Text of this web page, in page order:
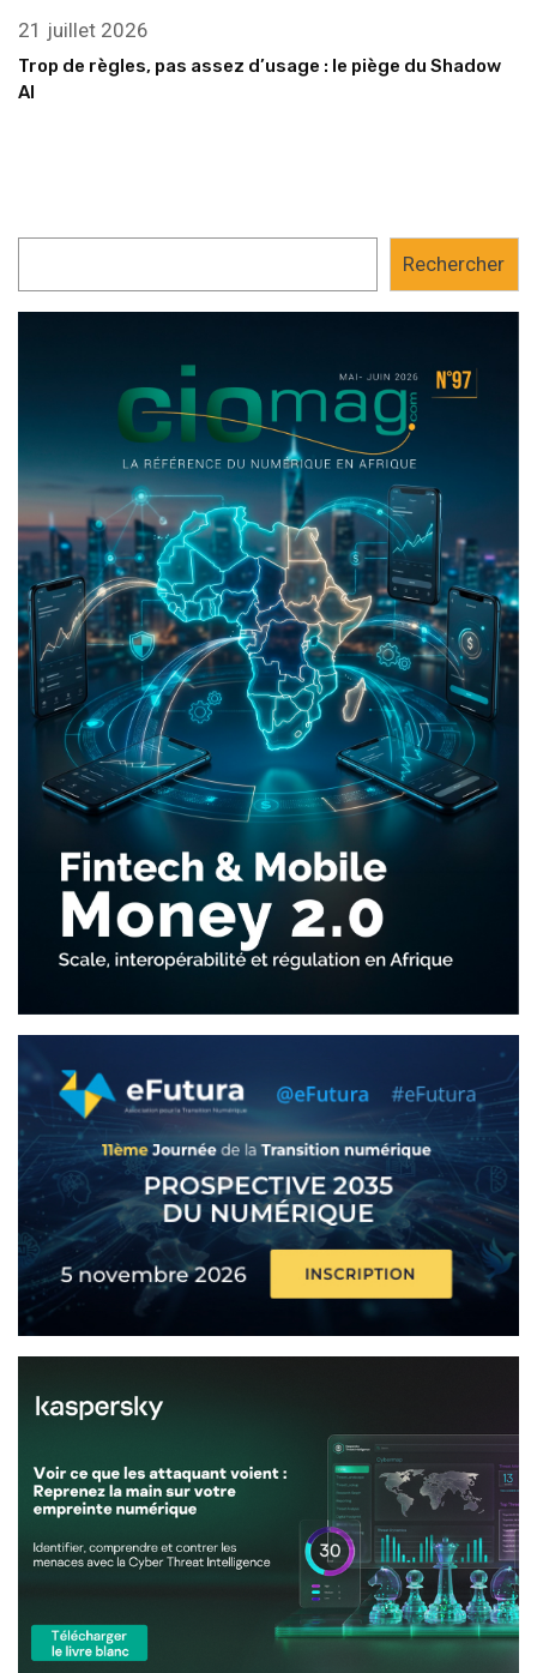
21 juillet 2026
Trop de règles, pas assez d’usage : le piège du Shadow
AI
Rechercher